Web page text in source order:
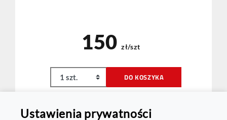
150 zł/szt
DO KOSZYKA
Ustawienia prywatności